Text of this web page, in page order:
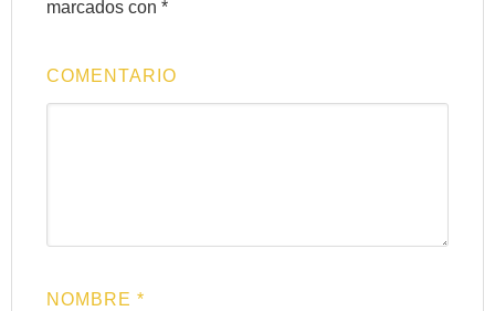
marcados con*
COMENTARIO
NOMBRE*